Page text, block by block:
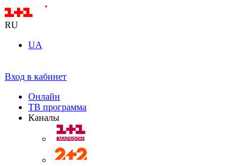
RU
UA
Вход в кабинет
Онлайн
ТВ программа
Каналы